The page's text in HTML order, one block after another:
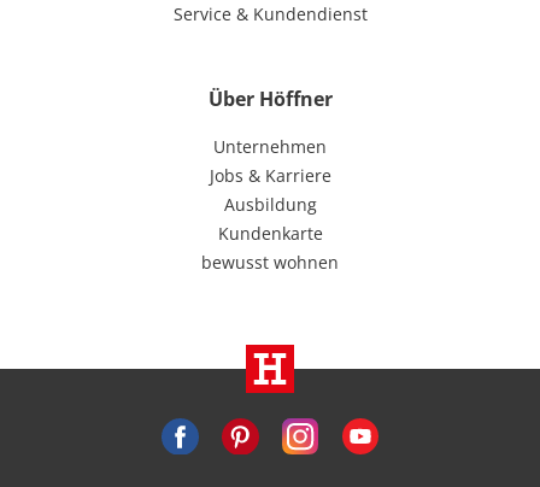
Service & Kundendienst
Über Höffner
Unternehmen
Jobs & Karriere
Ausbildung
Kundenkarte
bewusst wohnen